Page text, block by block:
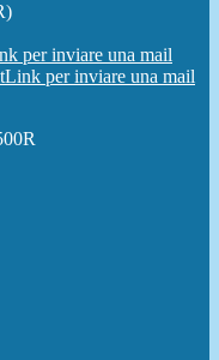
per inviare una mail
Link per inviare una mail